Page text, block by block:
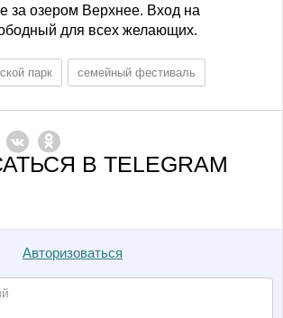
за озером Верхнее. Вход на
для всех желающих.
парк семейный фестиваль
В TELEGRAM
Авторизоваться